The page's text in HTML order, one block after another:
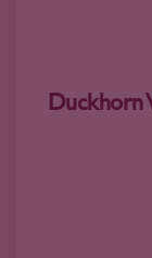
Duckhorn